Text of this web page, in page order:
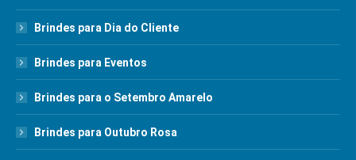
Brindes para Dia do Cliente
Brindes para Eventos
Brindes para o Setembro Amarelo
Brindes para Outubro Rosa